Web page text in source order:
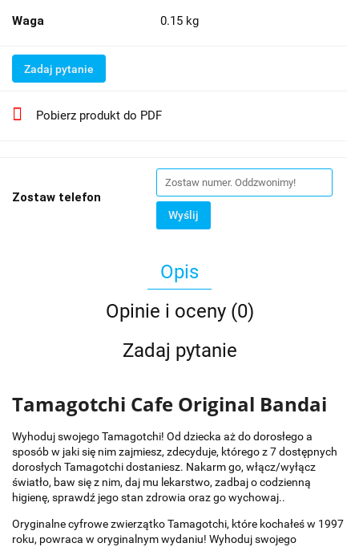
Waga 0.15 kg
Zadaj pytanie
Pobierz produkt do PDF
Zostaw telefon
Wyślij
Opis
Opinie i oceny (0)
Zadaj pytanie
Tamagotchi Cafe Original Bandai
Wyhoduj swojego Tamagotchi! Od dziecka aż do dorosłego a
sposób w jaki się nim zajmiesz, zdecyduje, którego z 7 dostępnych
dorosłych Tamagotchi dostaniesz. Nakarm go, włącz/wyłącz
światło, baw się z nim, daj mu lekarstwo, zadbaj o codzienną
higienę, sprawdź jego stan zdrowia oraz go wychowaj..
Oryginalne cyfrowe zwierzątko Tamagotchi, które kochałeś w 1997
roku, powraca w oryginalnym wydaniu! Wyhoduj swojego